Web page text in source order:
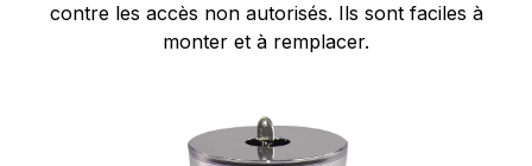
contre les accès non autorisés. Ils sont faciles à
monter et à remplacer.